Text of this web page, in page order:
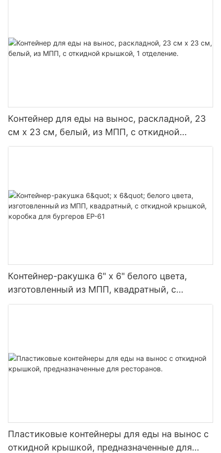
Контейнер для еды на вынос, раскладной, 23
см x 23 см, белый, из МПП, с откидной
крышкой, 1 отделение.
Контейнер-ракушка 6" x 6" белого цвета,
изготовленный из МПП, квадратный, с
откидной крышкой, коробка для бургеров EP-
Пластиковые контейнеры для еды на вынос с
откидной крышкой, предназначенные для